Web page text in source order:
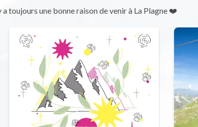
a toujours une bonne raison de venir à La Plagne ❤️